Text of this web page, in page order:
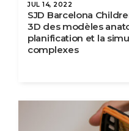
JUL 14, 2022
SJD Barcelona
3D des modèles
planification et la
complexes